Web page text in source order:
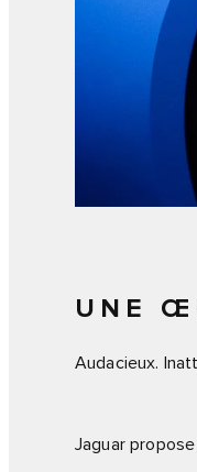
UNE
Audacieux.
Jaguar